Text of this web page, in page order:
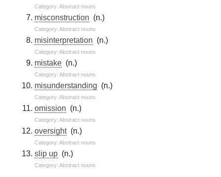
Category: Abstract nouns
misconstruction (n.)
Category: Abstract nouns
misinterpretation (n.)
Category: Abstract nouns
mistake (n.)
Category: Abstract nouns
misunderstanding (n.)
Category: Abstract nouns
omission (n.)
Category: Abstract nouns
oversight(n.)
Category: Abstract nouns
slip up (n.)
Category: Abstract nouns